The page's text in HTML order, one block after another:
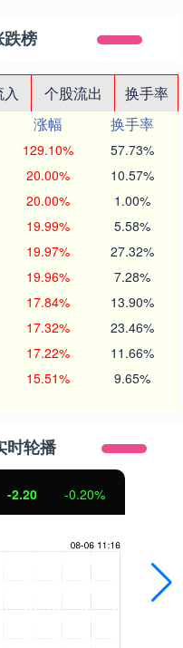
榜
个股流出
换手率
涨幅
换手率
129.10% 57.73%
20.00% 10.57%
20.00% 1.00%
19.99% 5.58%
19.97% 27.32%
19.96% 7.28%
17.84% 13.90%
17.32% 23.46%
17.22% 11.66%
15.51% 9.65%
时轮播
-2.20 -0.20%